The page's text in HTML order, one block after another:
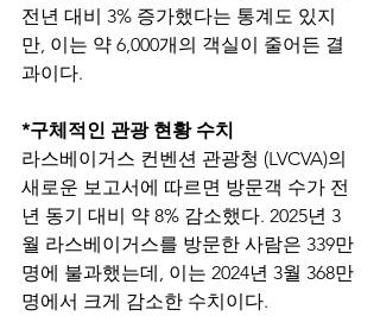
전년 대비 3% 증가했다는 통계도 있지
만, 이는 약 6,000개의 객실이 줄어든 결
과이다.
*구체적인 관광 현황 수치
라스베이거스 컨벤션 관광청 (LVCVA)의
새로운 보고서에 따르면 방문객 수가 전
년 동기 대비 약 8% 감소했다. 2025년 3
월 라스베이거스를 방문한 사람은 339만
명에 불과했는데, 이는 2024년 3월 368만
명에서 크게 감소한 수치이다.